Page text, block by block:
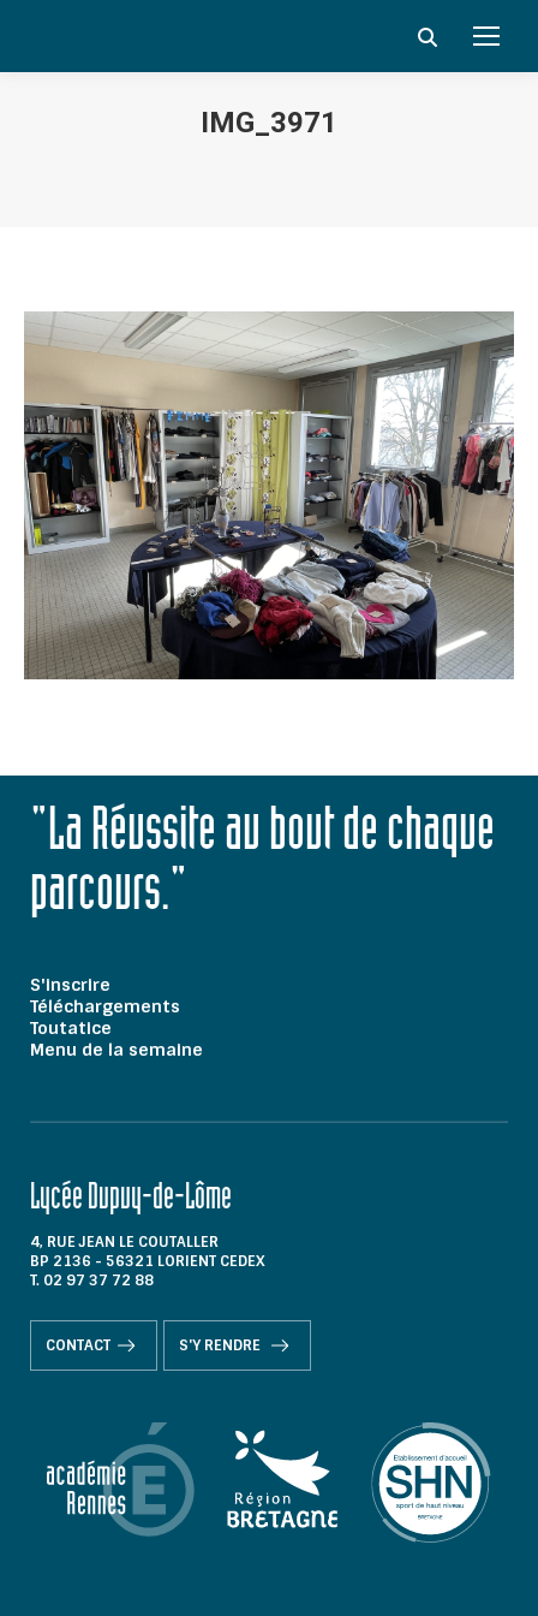
Search:
IMG_3971
"La Réussite au bout de chaque
parcours."
S'inscrire
Téléchargements
Toutatice
Menu de la semaine
Lycée Dupuy-de-Lôme
4, RUE JEAN LE COUTALLER
BP 2136 - 56321 LORIENT CEDEX
T. 02 97 37 72 88
CONTACT S'Y RENDRE